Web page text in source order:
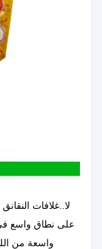
لا.. غلافات
على نطاق واسع في
واسعة من